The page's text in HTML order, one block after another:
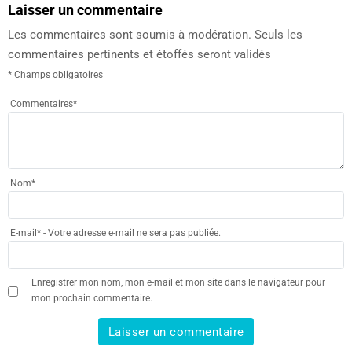
Laisser un commentaire
Les commentaires sont soumis à modération. Seuls les
commentaires pertinents et étoffés seront validés
* Champs obligatoires
Commentaires*
Nom*
E-mail* - Votre adresse e-mail ne sera pas publiée.
Enregistrer mon nom, mon e-mail et mon site dans le navigateur pour
mon prochain commentaire.